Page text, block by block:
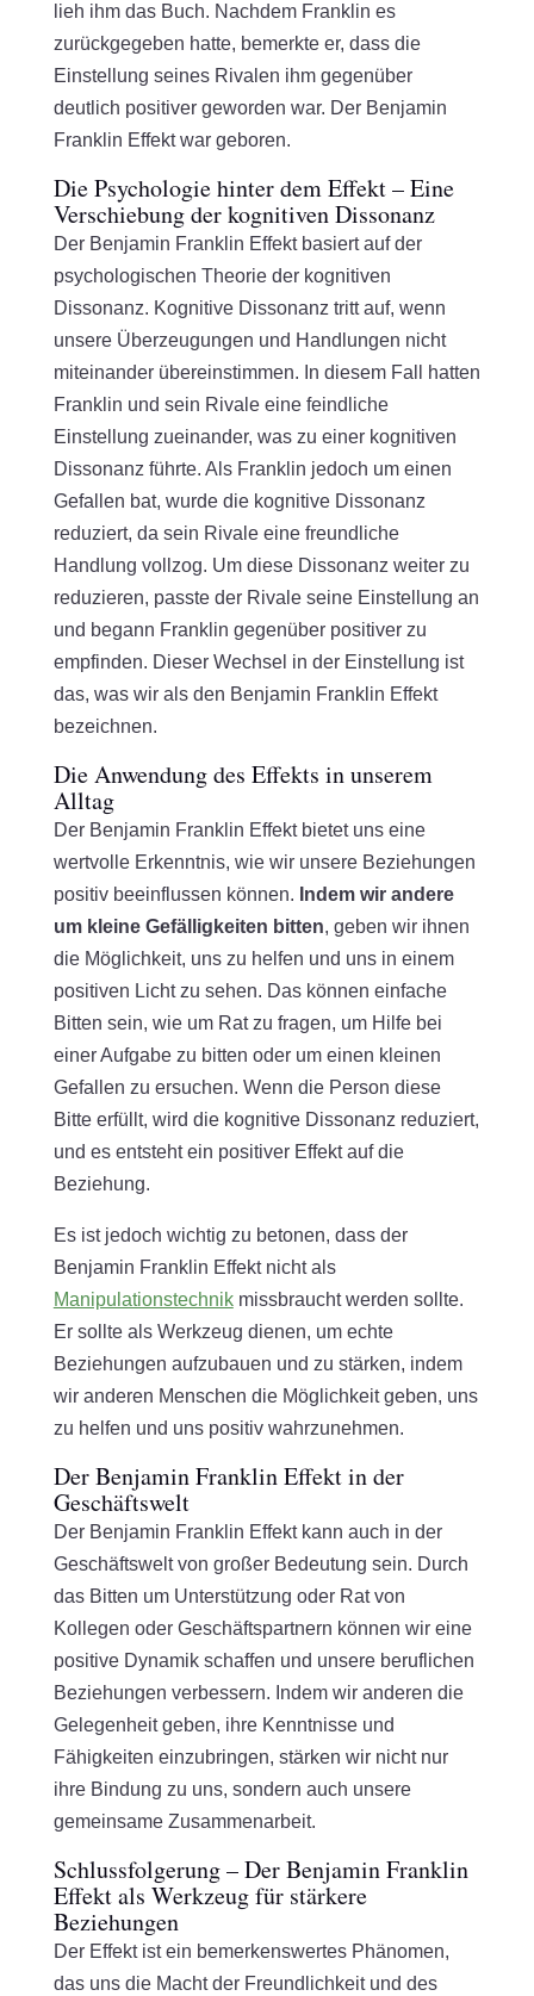
lieh ihm das Buch. Nachdem Franklin es
zurückgegeben hatte, bemerkte er, dass die
Einstellung seines Rivalen ihm gegenüber
deutlich positiver geworden war. Der Benjamin
Franklin Effekt war geboren.
Die Psychologie hinter dem Effekt – Eine
Verschiebung der kognitiven Dissonanz
Der Benjamin Franklin Effekt basiert auf der
psychologischen Theorie der kognitiven
Dissonanz. Kognitive Dissonanz tritt auf, wenn
unsere Überzeugungen und Handlungen nicht
miteinander übereinstimmen. In diesem Fall hatten
Franklin und sein Rivale eine feindliche
Einstellung zueinander, was zu einer kognitiven
Dissonanz führte. Als Franklin jedoch um einen
Gefallen bat, wurde die kognitive Dissonanz
reduziert, da sein Rivale eine freundliche
Handlung vollzog. Um diese Dissonanz weiter zu
reduzieren, passte der Rivale seine Einstellung an
und begann Franklin gegenüber positiver zu
empfinden. Dieser Wechsel in der Einstellung ist
das, was wir als den Benjamin Franklin Effekt
bezeichnen.
Die Anwendung des Effekts in unserem
Alltag
Der Benjamin Franklin Effekt bietet uns eine
wertvolle Erkenntnis, wie wir unsere Beziehungen
positiv beeinflussen können. Indem wir andere
um kleine Gefälligkeiten bitten, geben wir ihnen
die Möglichkeit, uns zu helfen und uns in einem
positiven Licht zu sehen. Das können einfache
Bitten sein, wie um Rat zu fragen, um Hilfe bei
einer Aufgabe zu bitten oder um einen kleinen
Gefallen zu ersuchen. Wenn die Person diese
Bitte erfüllt, wird die kognitive Dissonanz reduziert,
und es entsteht ein positiver Effekt auf die
Beziehung.
Es ist jedoch wichtig zu betonen, dass der
Benjamin Franklin Effekt nicht als
Manipulationstechnikmissbraucht werden sollte.
Er sollte als Werkzeug dienen, um echte
Beziehungen aufzubauen und zu stärken, indem
wir anderen Menschen die Möglichkeit geben, uns
zu helfen und uns positiv wahrzunehmen.
Der Benjamin Franklin Effekt in der
Geschäftswelt
Der Benjamin Franklin Effekt kann auch in der
Geschäftswelt von großer Bedeutung sein. Durch
das Bitten um Unterstützung oder Rat von
Kollegen oder Geschäftspartnern können wir eine
positive Dynamik schaffen und unsere beruflichen
Beziehungen verbessern. Indem wir anderen die
Gelegenheit geben, ihre Kenntnisse und
Fähigkeiten einzubringen, stärken wir nicht nur
ihre Bindung zu uns, sondern auch unsere
gemeinsame Zusammenarbeit.
Schlussfolgerung – Der Benjamin Franklin
Effekt als Werkzeug für stärkere
Beziehungen
Der Effekt ist ein bemerkenswertes Phänomen,
das uns die Macht der Freundlichkeit und des